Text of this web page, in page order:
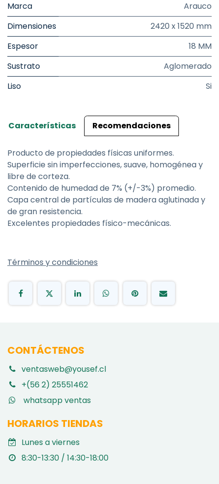
Marca
Arauco
Dimensiones
2420 x 1520 mm
Espesor
18 MM
Sustrato
Aglomerado
Liso
Si
Características Recomendaciones
Producto de propiedades físicas uniformes.
Superficie sin imperfecciones, suave, homogénea y
libre de corteza.
Contenido de humedad de 7% (+/-3%) promedio.
Capa central de partículas de madera aglutinada y
de gran resistencia.
Excelentes propiedades físico-mecánicas.
Términos y condiciones
CONTÁCTENOS
ventasweb@yousef.cl
+(56 2) 25551462
whatsapp ventas
HORARIOS TIENDAS
Lunes a viernes
8:30-13:30 / 14:30-18:00